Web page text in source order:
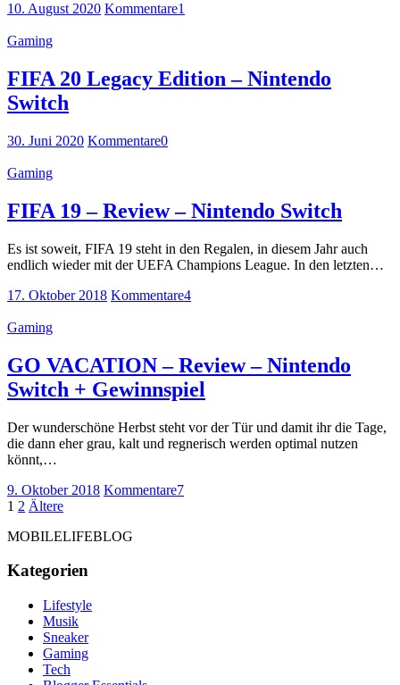
10. August 2020 Kommentare1
Gaming
FIFA 20 Legacy Edition – Nintendo
Switch
30. Juni 2020 Kommentare0
Gaming
FIFA 19 – Review – Nintendo Switch
Es ist soweit, FIFA 19 steht in den Regalen, in diesem Jahr auch
endlich wieder mit der UEFA Champions League. In den letzten…
17. Oktober 2018 Kommentare4
Gaming
GO VACATION – Review – Nintendo
Switch + Gewinnspiel
Der wunderschöne Herbst steht vor der Tür und damit ihr die Tage,
die dann eher grau, kalt und regnerisch werden optimal nutzen
könnt,…
9. Oktober 2018 Kommentare7
Seitennummerierung
der
Seite
1 Seite
2 ÄltereÄltere
MOBILELIFEBLOG
Kategorien
Lifestyle
Musik
Sneaker
Gaming
Tech